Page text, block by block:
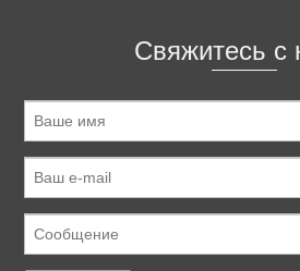
Свяжитесь с